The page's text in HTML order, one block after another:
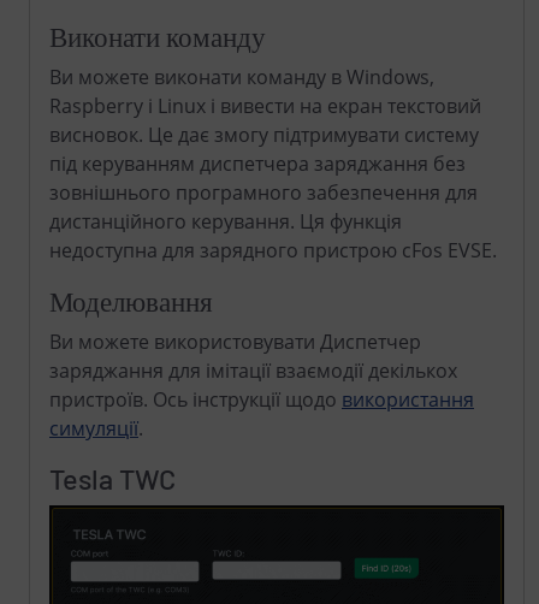
Виконати команду
Ви можете виконати команду в Windows,
Raspberry і Linux і вивести на екран текстовий
висновок. Це дає змогу підтримувати систему
під керуванням диспетчера заряджання без
зовнішнього програмного забезпечення для
дистанційного керування. Ця функція
недоступна для зарядного пристрою cFos EVSE.
Моделювання
Ви можете використовувати Диспетчер
заряджання для імітації взаємодії декількох
пристроїв. Ось інструкції щодо використання
симуляції.
Tesla TWC